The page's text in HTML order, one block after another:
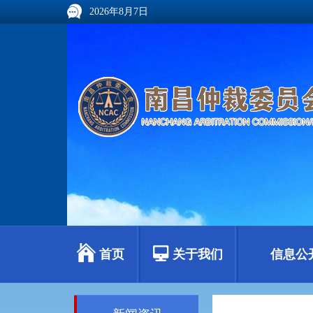
2026年8月7日
首页 关于我们 信息公